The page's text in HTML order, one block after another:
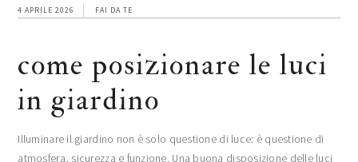
4 APRILE 2026 FAI DA TE
come posizionare le luci
in giardino​
Illuminare il giardino non è solo questione di luce: è questione di
atmosfera, sicurezza e funzione. Una buona disposizione delle luci